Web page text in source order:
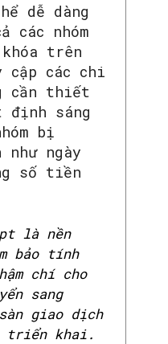
dễ dàng
các nhóm
trên
cập các chi
cần thiết
định sáng
bị
như ngày
số tiền
là nền
bảo tính
chí cho
sang
giao dịch
triển khai.